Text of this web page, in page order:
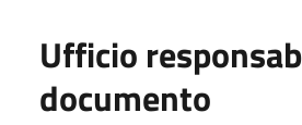
Ufficio
documento